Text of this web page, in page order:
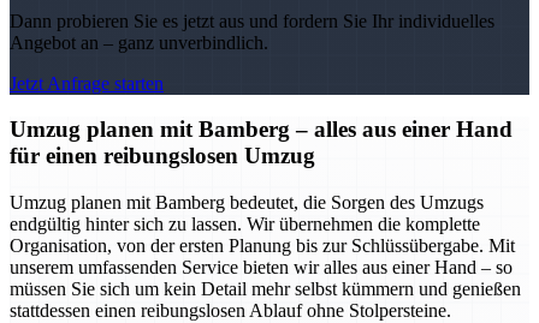
Dann probieren Sie es jetzt aus und fordern Sie Ihr individuelles
Angebot an – ganz unverbindlich.
Jetzt Anfrage starten
Umzug planen mit Bamberg – alles aus einer Hand
für einen reibungslosen Umzug
Umzug planen mit Bamberg bedeutet, die Sorgen des Umzugs
endgültig hinter sich zu lassen. Wir übernehmen die komplette
Organisation, von der ersten Planung bis zur Schlüssübergabe. Mit
unserem umfassenden Service bieten wir alles aus einer Hand – so
müssen Sie sich um kein Detail mehr selbst kümmern und genießen
stattdessen einen reibungslosen Ablauf ohne Stolpersteine.